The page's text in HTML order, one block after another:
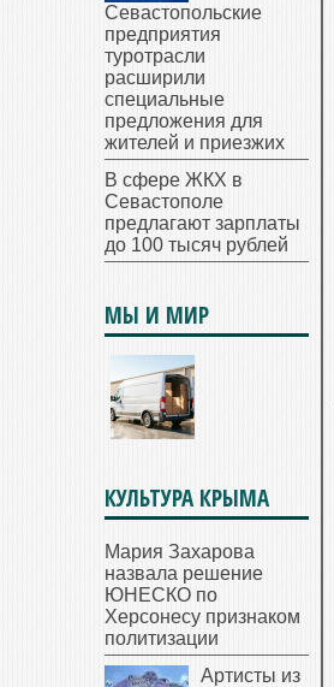
Севастопольские
предприятия
туротрасли
расширили
специальные
предложения для
жителей и приезжих
В сфере ЖКХ в
Севастополе
предлагают зарплаты
до 100 тысяч рублей
МЫ И МИР
КУЛЬТУРА КРЫМА
Мария Захарова
назвала решение
ЮНЕСКО по
Херсонесу признаком
политизации
Артисты из